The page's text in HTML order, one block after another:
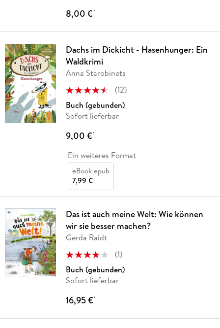
8,00 €*
Dachs im Dickicht - Hasenhunger: Ein
Waldkrimi
Anna Starobinets
(12)
Buch (gebunden)
Sofort lieferbar
9,00 €*
Ein weiteres Format
eBook epub
7,99 €
Das ist auch meine Welt: Wie können
wir sie besser machen?
Gerda Raidt
(1)
Buch (gebunden)
Sofort lieferbar
16,95 €*